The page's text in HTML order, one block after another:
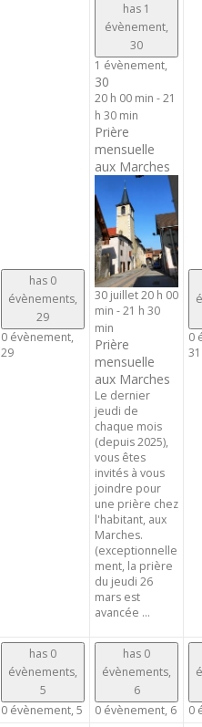
has 0
évènements,
29
0 évènement,
29
has 1
évènement,
30
1 évènement,
30
20 h 00 min -21
h 30 min
Prière
mensuelle
aux Marches
30 juillet 20 h 00
min -21 h 30
min
Prière
mensuelle
aux Marches
Le dernier
jeudi de
chaque mois
(depuis 2025),
vous êtes
invités à vous
joindre pour
une prière chez
l'habitant, aux
Marches.
(exceptionnelle
ment, la prière
du jeudi 26
mars est
avancée ...
0
31
has 0
évènements,
5
0 évènement, 5
has 0
évènements,
6
0 évènement, 6 0